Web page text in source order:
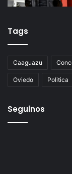
Tags
Caaguazu
Oviedo Politica
Seguinos